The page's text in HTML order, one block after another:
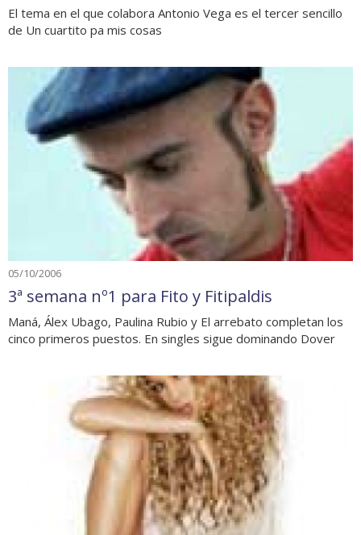
El tema en el que colabora Antonio Vega es el tercer sencillo
de Un cuartito pa mis cosas
05/10/2006
3ª semana nº1 para Fito y Fitipaldis
Maná, Álex Ubago, Paulina Rubio y El arrebato completan los
cinco primeros puestos. En singles sigue dominando Dover